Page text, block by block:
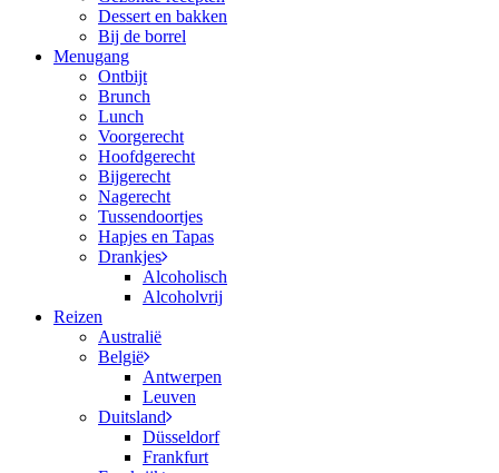
Dessert en bakken
Bij de borrel
Menugang
Ontbijt
Brunch
Lunch
Voorgerecht
Hoofdgerecht
Bijgerecht
Nagerecht
Tussendoortjes
Hapjes en Tapas
Drankjes
Alcoholisch
Alcoholvrij
Reizen
Australië
België
Antwerpen
Leuven
Duitsland
Düsseldorf
Frankfurt